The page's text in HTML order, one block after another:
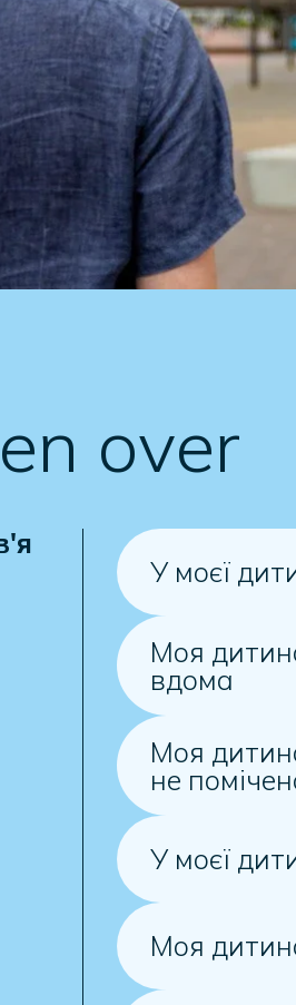
over
У моєї
Моя
вдома
Моя
не
У моєї
Моя